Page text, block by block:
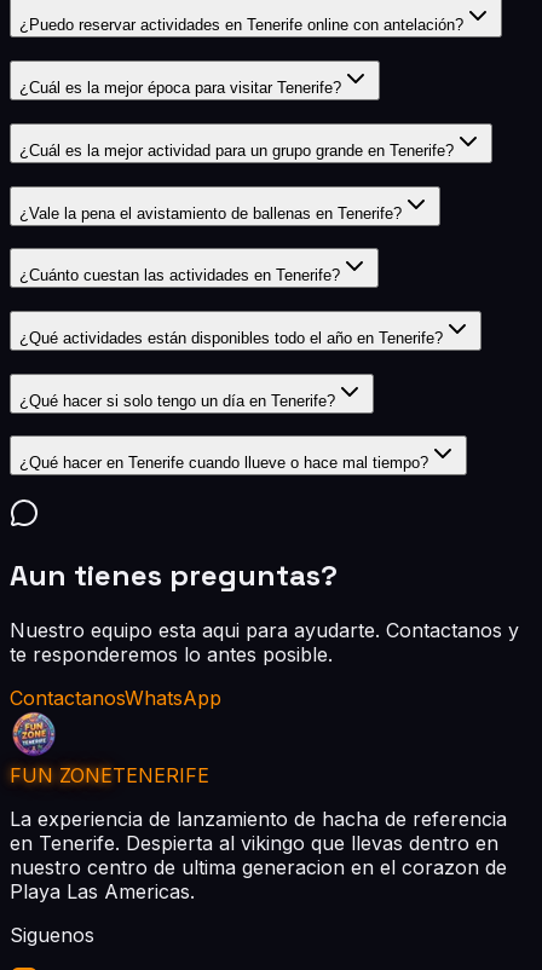
¿Puedo reservar actividades en Tenerife online con antelación?
¿Cuál es la mejor época para visitar Tenerife?
¿Cuál es la mejor actividad para un grupo grande en Tenerife?
¿Vale la pena el avistamiento de ballenas en Tenerife?
¿Cuánto cuestan las actividades en Tenerife?
¿Qué actividades están disponibles todo el año en Tenerife?
¿Qué hacer si solo tengo un día en Tenerife?
¿Qué hacer en Tenerife cuando llueve o hace mal tiempo?
Aun tienes preguntas?
Nuestro equipo esta aqui para ayudarte. Contactanos y
te responderemos lo antes posible.
ContactanosWhatsApp
FUN ZONETENERIFE
La experiencia de lanzamiento de hacha de referencia
en Tenerife. Despierta al vikingo que llevas dentro en
nuestro centro de ultima generacion en el corazon de
Playa Las Americas.
Siguenos